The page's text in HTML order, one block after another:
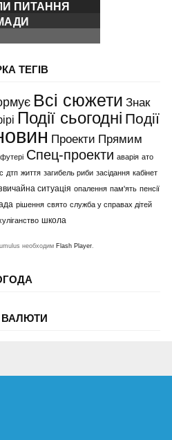
ПИТАННЯ
ТЕГІВ
Всі сюжети Знак
Події сьогодні Події
Проекти Прямим
Спец-проекти аварія ато
дтп життя загибель риби засідання кабінет
ситуація опалення пам'ять пенсії
рішення свято служба у справах дітей
школа
необходим Flash Player.
ВАЛЮТИ